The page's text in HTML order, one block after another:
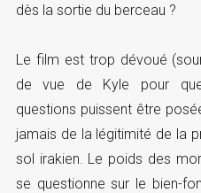
dès la sortie du berceau ?
Le film est trop dévoué
de vue de Kyle pour
questions puissent être
jamais de la légitimité de la
sol irakien. Le poids des
se questionne sur le bien-